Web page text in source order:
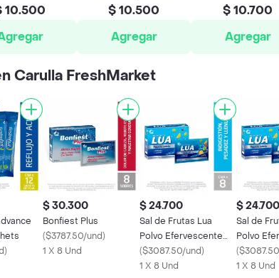
10.500
$ 10.500
Agregar
$ 10.700
Agregar
Carulla FreshMarket
)
$ 30.300
Bonfiest Plus
($3787.50/und)
1 X 8 Und
$ 24.700
Sal de Frutas Lua
Polvo Efervescente
Original
($3087.50/und)
1 X 8 Und
$ 24.700
Sal de
Polvo
Original
(
1 X 8 Und